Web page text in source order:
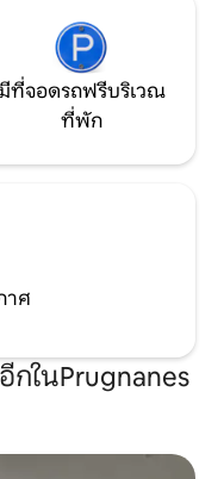
มีที่จอดรถฟรีบริเวณ
ที่พัก
าศ
ในPrugnanes